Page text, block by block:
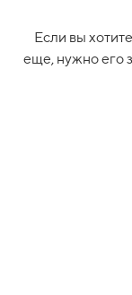
Если вы
еще, нужно его